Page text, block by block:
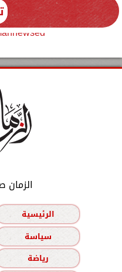
الرئيسية
سياسة
رياضة